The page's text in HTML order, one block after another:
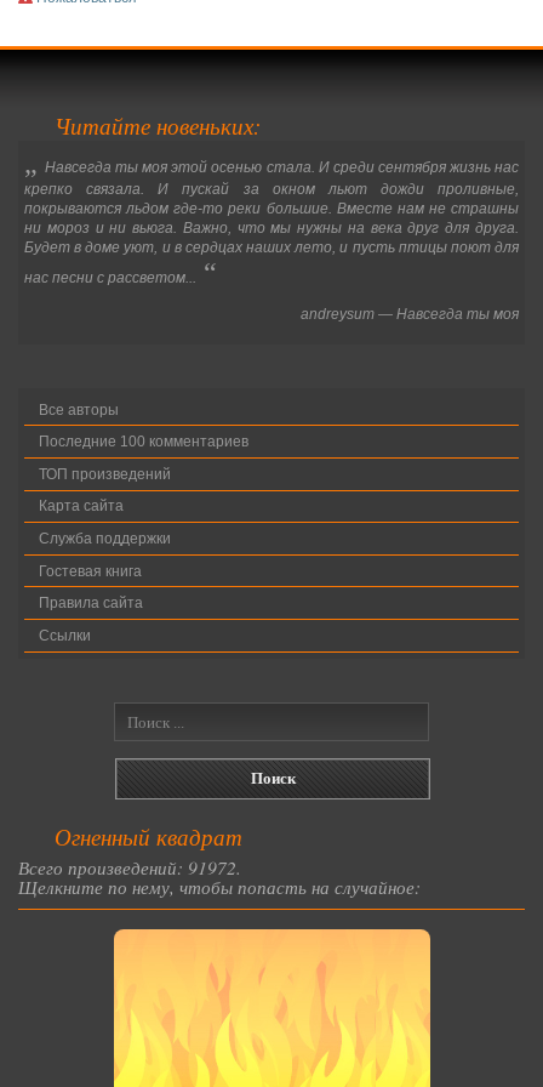
Читайте новеньких:
„Навсегда ты моя этой осенью стала. И среди сентября жизнь нас
крепко связала. И пускай за окном льют дожди проливные,
покрываются льдом где-то реки большие. Вместе нам не страшны
ни мороз и ни вьюга. Важно, что мы нужны на века друг для друга.
Будет в доме уют, и в сердцах наших лето, и пусть птицы поют для
нас песни с рассветом... “
andreysum — Навсегда ты моя
Все авторы
Последние 100 комментариев
ТОП произведений
Карта сайта
Служба поддержки
Гостевая книга
Правила сайта
Ссылки
Огненный квадрат
Всего произведений: 91972.
Щелкните по нему, чтобы попасть на случайное: